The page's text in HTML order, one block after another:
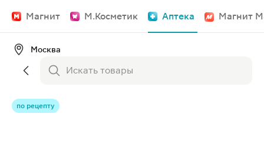
Магнит М.Косметик Аптека Магнит
Москва
по рецепту